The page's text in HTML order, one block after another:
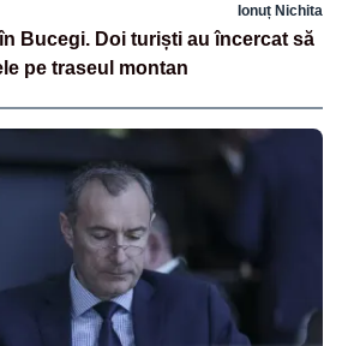
Ionuț Nichita
Bucegi. Doi turiști au încercat să
pe traseul montan